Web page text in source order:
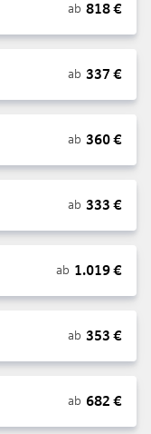
ab 818€
ab 337 €
ab 360€
ab 333 €
ab 1.019€
ab 353 €
ab 682 €